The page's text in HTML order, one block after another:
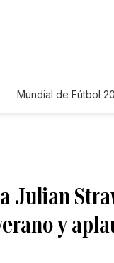
Mundial de Fútbol
Julian
y